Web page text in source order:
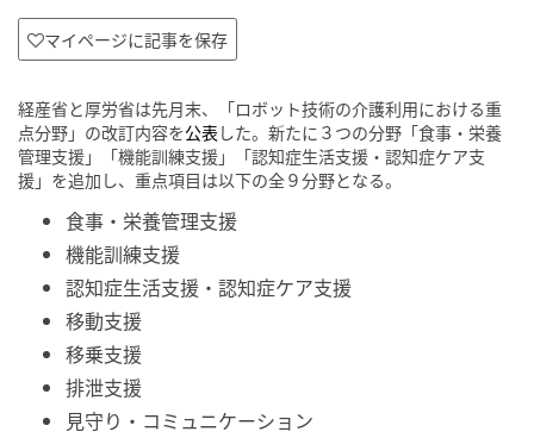
マイページに記事を保存
経産省と厚労省は先月末、「ロボット技術の介護利用における重
点分野」の改訂内容を公表した。新たに３つの分野「食事・栄養
管理支援」「機能訓練支援」「認知症生活支援・認知症ケア支
援」を追加し、重点項目は以下の全９分野となる。
食事・栄養管理支援
機能訓練支援
認知症生活支援・認知症ケア支援
移動支援
移乗支援
排泄支援
見守り・コミュニケーション